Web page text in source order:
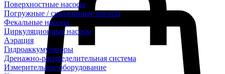
Поверхностные насосы
Погружные / скважинные насосы
Фекальные насосы
Циркуляционные насосы
Аэрация
Гидроаккумуляторы
Дренажно-распределительная система
Измерительное оборудование